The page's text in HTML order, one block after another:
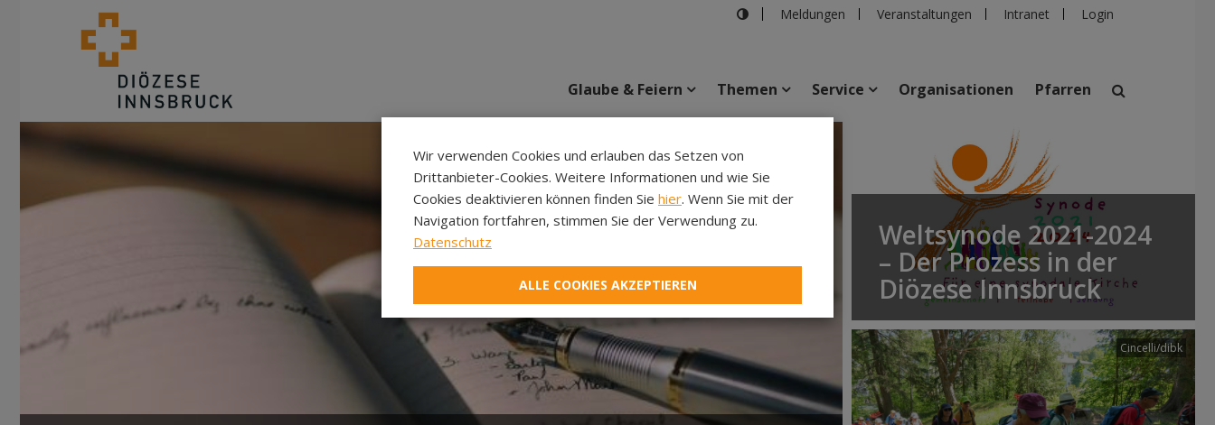
Meldungen Veranstaltungen Intranet Login
Personen Pfarren
Glaube & Feiern Themen Service Organisationen Pfarren
Weltsynode 2021-2024
– Der Prozess in der
Diözese Innsbruck
Cincelli/dibk
Wir verwenden Cookies und erlauben das Setzen von
Drittanbieter-Cookies. Weitere Informationen und wie Sie
Cookies deaktivieren können finden Sie hier. Wenn Sie mit der
Navigation fortfahren, stimmen Sie der Verwendung zu.
Datenschutz
ALLE COOKIES AKZEPTIEREN